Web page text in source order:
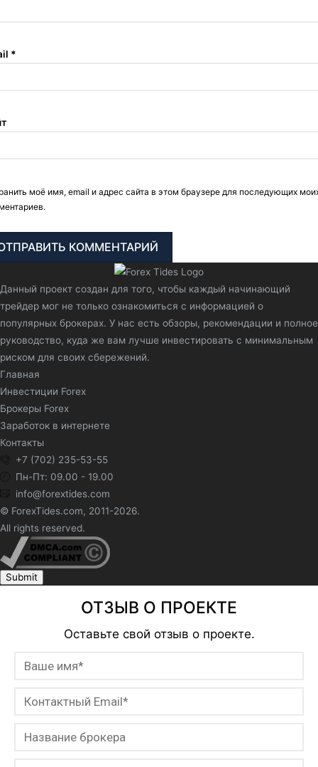
*
моё имя, email и адрес сайта в этом браузере для последующих
Данный проект создан для того, чтобы каждый начинающий
трейдер мог не только ознакомиться с информацией о
популярных брокерах. У нас есть обзоры, рекомендации и полное
руководство, куда же вам лучше инвестировать с минимальным
риском для своих сбережений.
Главная
Инвестиции Forex
Брокеры Forex
Заработок в интернете
Контакты
+7 (702) 235-53-55
Пн-Пт: 09.00 - 19.00
info@forextides.com
© ForexTides.com, 2011-2026.
All rights reserved.
Submit
ОТЗЫВ О ПРОЕКТЕ
Оставьте свой отзыв о проекте.